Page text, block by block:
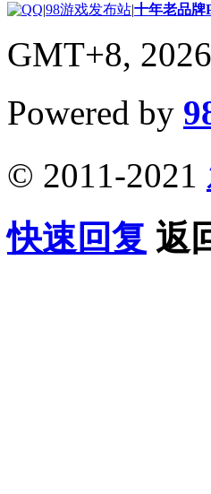
|98游戏发布站|十年老品牌
GMT+8,
Powered by
© 2011-2021
快速回复 返